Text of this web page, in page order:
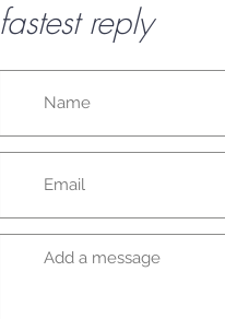
fastest reply